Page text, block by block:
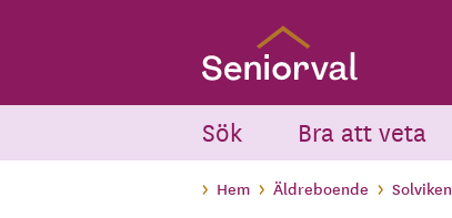
Sök Bra att veta
Hem Äldreboende Solviken